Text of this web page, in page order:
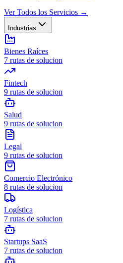
Ver Todos los Servicios →
Industrias
Bienes Raíces
7 rutas de solucion
Fintech
9 rutas de solucion
Salud
9 rutas de solucion
Legal
9 rutas de solucion
Comercio Electrónico
8 rutas de solucion
Logística
7 rutas de solucion
Startups SaaS
7 rutas de solucion